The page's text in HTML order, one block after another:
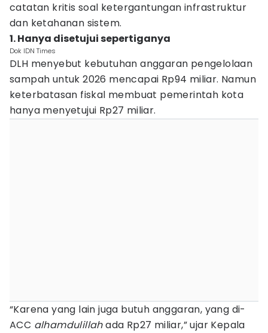
catatan kritis soal ketergantungan infrastruktur
dan ketahanan sistem.
1. Hanya disetujui sepertiganya
Dok IDN Times
DLH menyebut kebutuhan anggaran pengelolaan
sampah untuk 2026 mencapai Rp94 miliar. Namun
keterbatasan fiskal membuat pemerintah kota
hanya menyetujui Rp27 miliar.
“Karena yang lain juga butuh anggaran, yang di-
ACC alhamdulillahada Rp27 miliar,” ujar Kepala